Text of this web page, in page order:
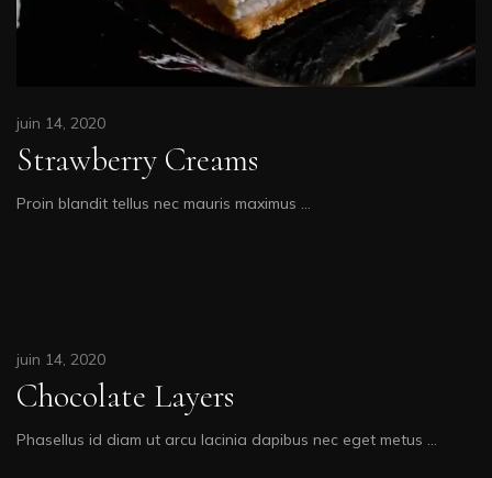
juin 14, 2020
Strawberry Creams
Proin blandit tellus nec mauris maximus …
juin 14, 2020
Chocolate Layers
Phasellus id diam ut arcu lacinia dapibus nec eget metus …